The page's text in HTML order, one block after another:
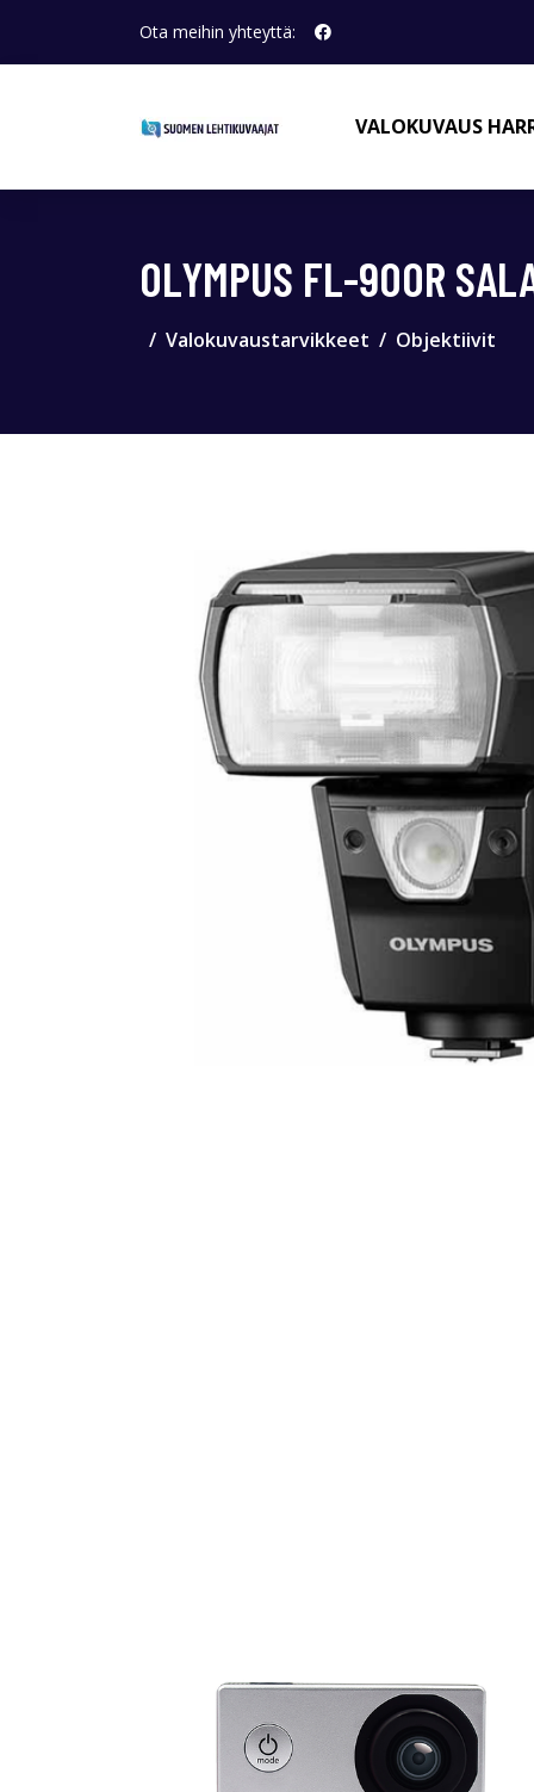
Ota meihin yhteyttä:
VALOKUVAUS
OLYMPUS FL-900R
Valokuvaustarvikkeet Objektiivit